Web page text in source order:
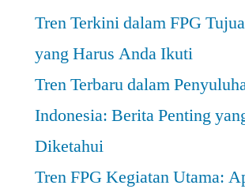
Tren Terkini dalam FPG
yang Harus Anda Ikuti
Tren Terbaru dalam
Indonesia: Berita Penting
Diketahui
Tren FPG Kegiatan Utama: